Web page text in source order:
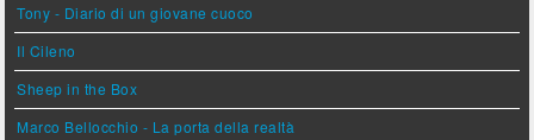
Tony - Diario di un giovane cuoco
Il Cileno
Sheep in the Box
Marco Bellocchio - La porta della realtà